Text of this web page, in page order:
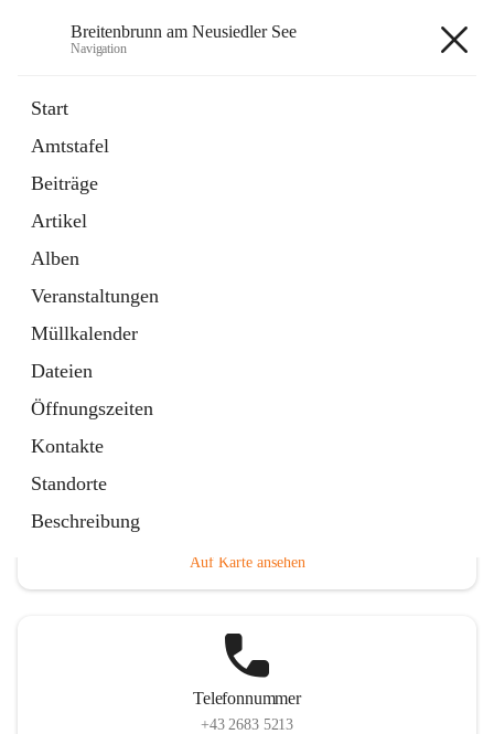
Breitenbrunn am Neusiedler See
Navigation
Start
Amtstafel
Beiträge
Artikel
Alben
Veranstaltungen
Müllkalender
Dateien
Öffnungszeiten
Kontakte
Standorte
Beschreibung
18 Schnellzugriffe
Gemeindeservice
Auf Karte ansehen
Telefonnummer
+43 2683 5213